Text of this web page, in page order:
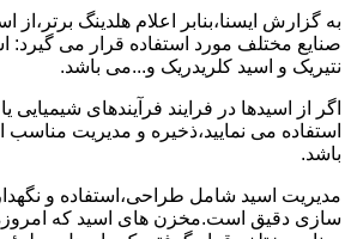
به گزارش ایسنا،بنابر اعلام هلدینگ برتر،از
صنایع مختلف مورد استفاده قرار می گیرد:
نتیریک و اسید کلریدریک و...می باشد.
اگر از اسیدها در فرایند فرآیندهای شیمیایی
استفاده می نمایید،ذخیره و مدیریت
باشد.
مدیریت اسید شامل طراحی،استفاده و
سازی دقیق است.مخزن های اسید که